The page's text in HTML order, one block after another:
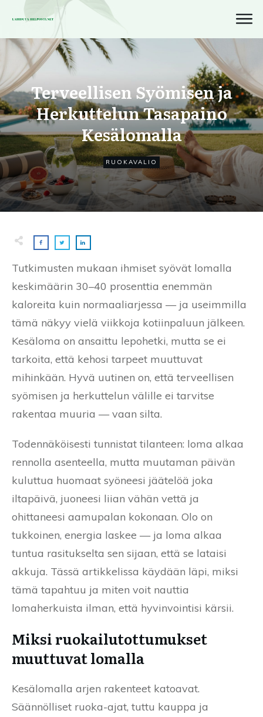
Terveellisen Syömisen ja
Herkuttelun Tasapaino
Kesälomalla
RUOKAVALIO
Tutkimusten mukaan ihmiset syövät lomalla
keskimäärin 30–40 prosenttia enemmän
kaloreita kuin normaaliarjessa — ja useimmilla
tämä näkyy vielä viikkoja kotiinpaluun jälkeen.
Kesäloma on ansaittu lepohetki, mutta se ei
tarkoita, että kehosi tarpeet muuttuvat
mihinkään. Hyvä uutinen on, että terveellisen
syömisen ja herkuttelun välille ei tarvitse
rakentaa muuria — vaan silta.
Todennäköisesti tunnistat tilanteen: loma alkaa
rennolla asenteella, mutta muutaman päivän
kuluttua huomaat syöneesi jäätelöä joka
iltapäivä, juoneesi liian vähän vettä ja
ohittaneesi aamupalan kokonaan. Olo on
tukkoinen, energia laskee — ja loma alkaa
tuntua rasitukselta sen sijaan, että se lataisi
akkuja. Tässä artikkelissa käydään läpi, miksi
tämä tapahtuu ja miten voit nauttia
lomaherkuista ilman, että hyvinvointisi kärsii.
Miksi ruokailutottumukset
muuttuvat lomalla
Kesälomalla arjen rakenteet katoavat.
Säännölliset ruoka-ajat, tuttu kauppa ja